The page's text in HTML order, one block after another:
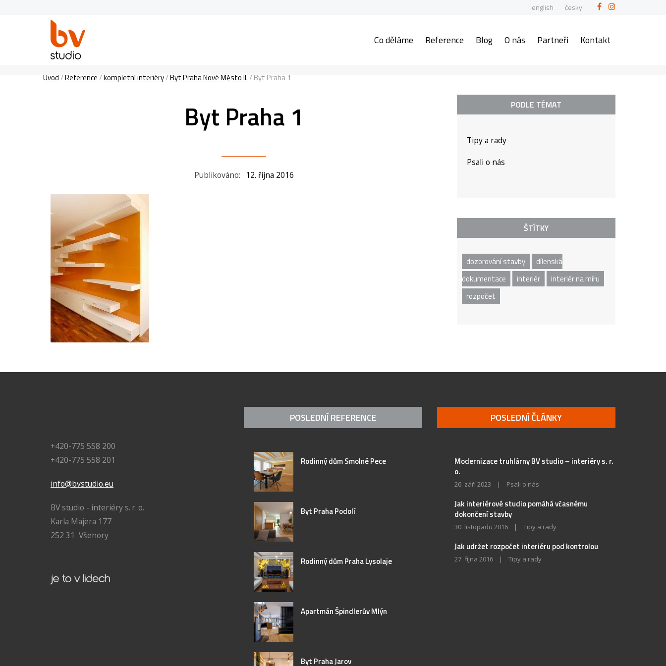
english česky
Co děláme Reference Blog O nás Partneři Kontakt
Úvod/Reference/kompletní interiéry/Byt Praha Nové Město II./Byt Praha 1
Byt Praha 1
Publikováno: 12. října 2016
PODLE TÉMAT
Tipy a rady
Psali o nás
ŠTÍTKY
dozorování stavby
dílenská
dokumentace
interiér
interiér na míru
rozpočet
+420-775 558 200
+420-775 558 201
info@bvstudio.eu
BV studio - interiéry s. r. o.
Karla Majera 177
252 31 Všenory
POSLEDNÍ REFERENCE
Rodinný dům Smolné Pece
Byt Praha Podolí
Rodinný dům Praha Lysolaje
Apartmán Špindlerův Mlýn
Byt Praha Jarov
POSLEDNÍ ČLÁNKY
Modernizace truhlárny BV studio – interiéry s. r.
o.
26. září 2023 | Psali o nás
Jak interiérové studio pomáhá včasnému
dokončení stavby
30. listopadu 2016 | Tipy a rady
Jak udržet rozpočet interiéru pod kontrolou
27. října 2016 | Tipy a rady